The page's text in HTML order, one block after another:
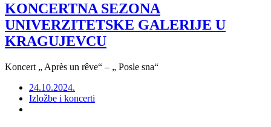
KONCERTNA SEZONA
UNIVERZITETSKE GALERIJE U
KRAGUJEVCU
Koncert „ Après un rêve“ – „ Posle sna“
24.10.2024.
Izložbe i koncerti